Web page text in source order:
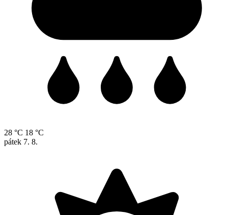
28 °C 18 °C
pátek 7. 8.